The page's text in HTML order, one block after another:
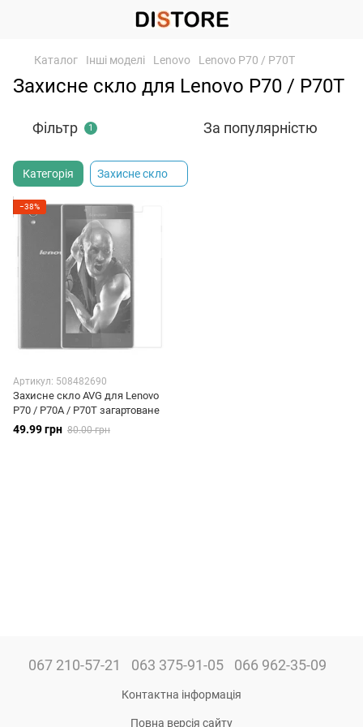
Каталог Інші моделі Lenovo Lenovo P70 / P70T
Захисне скло для Lenovo P70 / P70T
Фільтр 1 За популярністю
Категорія Захисне скло
−38%
Артикул: 508482690
Захисне скло AVG для Lenovo
P70 / P70A / P70T загартоване
49.99 грн 80.00 грн
067 210-57-21 063 375-91-05 066 962-35-09
Контактна інформація
Повна версія сайту